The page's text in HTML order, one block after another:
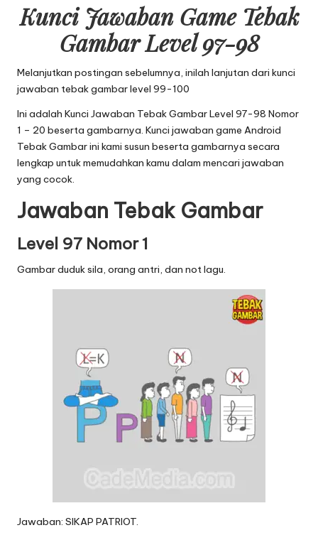
Kunci Jawaban Game Tebak
Gambar Level 97-98
Melanjutkan postingan sebelumnya, inilah lanjutan dari kunci
jawaban tebak gambar level 99-100
Ini adalah Kunci Jawaban Tebak Gambar Level 97-98 Nomor
1 – 20 beserta gambarnya. Kunci jawaban game Android
Tebak Gambar ini kami susun beserta gambarnya secara
lengkap untuk memudahkan kamu dalam mencari jawaban
yang cocok.
Jawaban Tebak Gambar
Level 97 Nomor 1
Gambar duduk sila, orang antri, dan not lagu.
Jawaban: SIKAP PATRIOT.